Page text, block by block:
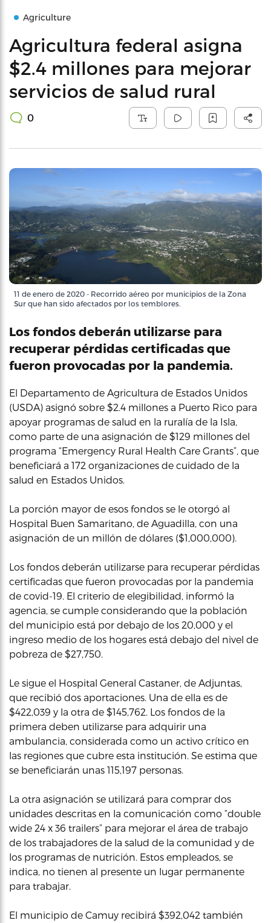
Agriculture
Agricultura federal asigna
$2.4 millones para mejorar
servicios de salud rural
0
11 de enero de 2020 - Recorrido aéreo por municipios de la Zona
Sur que han sido afectados por los temblores.
Los fondos deberán utilizarse para
recuperar pérdidas certificadas que
fueron provocadas por la pandemia.
El Departamento de Agricultura de Estados Unidos
(USDA) asignó sobre $2.4 millones a Puerto Rico para
apoyar programas de salud en la ruralía de la Isla,
como parte de una asignación de $129 millones del
programa “Emergency Rural Health Care Grants”, que
beneficiará a 172 organizaciones de cuidado de la
salud en Estados Unidos.
La porción mayor de esos fondos se le otorgó al
Hospital Buen Samaritano, de Aguadilla, con una
asignación de un millón de dólares ($1,000,000).
Los fondos deberán utilizarse para recuperar pérdidas
certificadas que fueron provocadas por la pandemia
de covid-19. El criterio de elegibilidad, informó la
agencia, se cumple considerando que la población
del municipio está por debajo de los 20,000 y el
ingreso medio de los hogares está debajo del nivel de
pobreza de $27,750.
Le sigue el Hospital General Castaner, de Adjuntas,
que recibió dos aportaciones. Una de ella es de
$422,039 y la otra de $145,762. Los fondos de la
primera deben utilizarse para adquirir una
ambulancia, considerada como un activo crítico en
las regiones que cubre esta institución. Se estima que
se beneficiarán unas 115,197 personas.
La otra asignación se utilizará para comprar dos
unidades descritas en la comunicación como “double
wide 24 x 36 trailers” para mejorar el área de trabajo
de los trabajadores de la salud de la comunidad y de
los programas de nutrición. Estos empleados, se
indica, no tienen al presente un lugar permanente
para trabajar.
El municipio de Camuy recibirá $392,042 también